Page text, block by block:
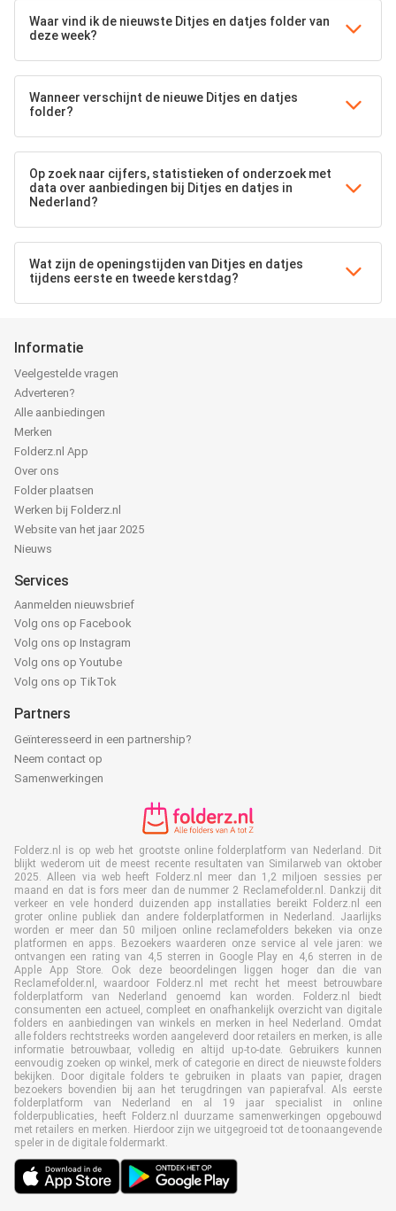
Waar vind ik de nieuwste Ditjes en datjes folder van
deze week?
Wanneer verschijnt de nieuwe Ditjes en datjes
folder?
Op zoek naar cijfers, statistieken of onderzoek met
data over aanbiedingen bij Ditjes en datjes in
Nederland?
Wat zijn de openingstijden van Ditjes en datjes
tijdens eerste en tweede kerstdag?
Informatie
Veelgestelde vragen
Adverteren?
Alle aanbiedingen
Merken
Folderz.nl App
Over ons
Folder plaatsen
Werken bij Folderz.nl
Website van het jaar 2025
Nieuws
Services
Aanmelden nieuwsbrief
Volg ons op Facebook
Volg ons op Instagram
Volg ons op Youtube
Volg ons op TikTok
Partners
Geïnteresseerd in een partnership?
Neem contact op
Samenwerkingen
Folderz.nl is op web het grootste online folderplatform van Nederland. Dit
blijkt wederom uit de meest recente resultaten van Similarweb van oktober
2025. Alleen via web heeft Folderz.nl meer dan 1,2 miljoen sessies per
maand en dat is fors meer dan de nummer 2 Reclamefolder.nl. Dankzij dit
verkeer en vele honderd duizenden app installaties bereikt Folderz.nl een
groter online publiek dan andere folderplatformen in Nederland. Jaarlijks
worden er meer dan 50 miljoen online reclamefolders bekeken via onze
platformen en apps. Bezoekers waarderen onze service al vele jaren: we
ontvangen een rating van 4,5 sterren in Google Play en 4,6 sterren in de
Apple App Store. Ook deze beoordelingen liggen hoger dan die van
Reclamefolder.nl, waardoor Folderz.nl met recht het meest betrouwbare
folderplatform van Nederland genoemd kan worden. Folderz.nl biedt
consumenten een actueel, compleet en onafhankelijk overzicht van digitale
folders en aanbiedingen van winkels en merken in heel Nederland. Omdat
alle folders rechtstreeks worden aangeleverd door retailers en merken, is alle
informatie betrouwbaar, volledig en altijd up-to-date. Gebruikers kunnen
eenvoudig zoeken op winkel, merk of categorie en direct de nieuwste folders
bekijken. Door digitale folders te gebruiken in plaats van papier, dragen
bezoekers bovendien bij aan het terugdringen van papierafval. Als eerste
folderplatform van Nederland en al 19 jaar specialist in online
folderpublicaties, heeft Folderz.nl duurzame samenwerkingen opgebouwd
met retailers en merken. Hierdoor zijn we uitgegroeid tot de toonaangevende
speler in de digitale foldermarkt.